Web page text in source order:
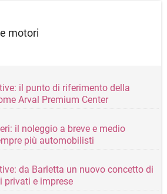
motori
il punto di riferimento della
Arval Premium Center
il noleggio a breve e medio
più automobilisti
da Barletta un nuovo concetto di
privati e imprese